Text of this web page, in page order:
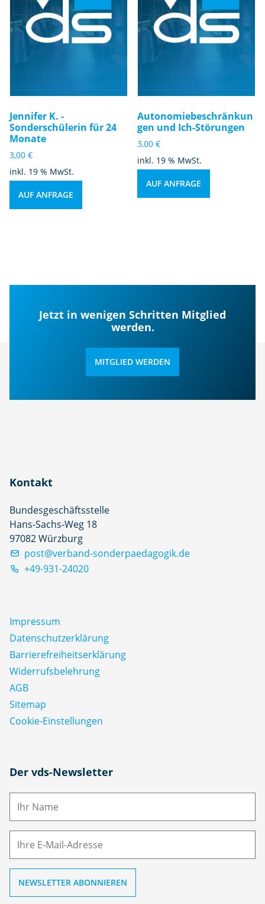
Jennifer K. -
Sonderschülerin für 24
Monate
3,00 €
inkl. 19 % MwSt.
AUF ANFRAGE
Autonomiebeschränkun
gen und Ich-Störungen
3,00€
inkl. 19 % MwSt.
AUF ANFRAGE
Jetzt in wenigen Schritten Mitglied
werden.
MITGLIED WERDEN
Kontakt
Bundesgeschäftsstelle
Hans-Sachs-Weg 18
97082 Würzburg
post@verband-sonderpaedagogik.de
+49-931-24020
Impressum
Datenschutz­erklärung
Barrierefreiheitserklärung
Widerrufsbelehrung
AGB
Sitemap
Cookie-Einstellungen
Der vds-Newsletter
N
M